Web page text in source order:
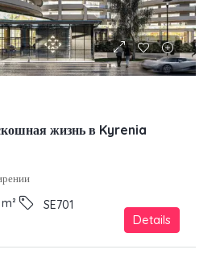
жизнь в Kyrenia
m² SE701
Details